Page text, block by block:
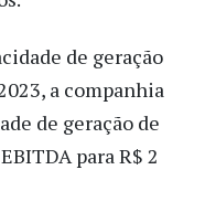
de geração
a companhia
de geração de
para R$ 2